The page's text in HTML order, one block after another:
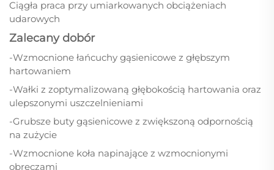
Ciągła praca przy umiarkowanych obciążeniach
udarowych
Zalecany dobór
-Wzmocnione łańcuchy gąsienicowe z głębszym
hartowaniem
-Wałki z zoptymalizowaną głębokością hartowania oraz
ulepszonymi uszczelnieniami
-Grubsze buty gąsienicowe z zwiększoną odpornością
na zużycie
-Wzmocnione koła napinające z wzmocnionymi
obręczami